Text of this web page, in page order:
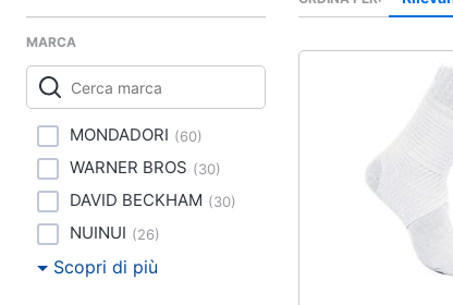
Smart home
Videogiochi
Audio e musica
Clima
Arredo
Brico e Giardinaggio
Libri di Arte,
MARCA
MONDADORI (60)
WARNER BROS (30)
DAVID BECKHAM (30)
NUINUI (26)
Scopri di più